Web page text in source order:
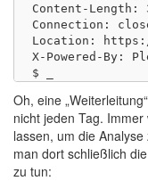
Content-Length:
Connection:
Location:
X-Powered-By:
Oh, eine
nicht jeden Tag.
lassen, um die
man dort schließlich
zu tun: